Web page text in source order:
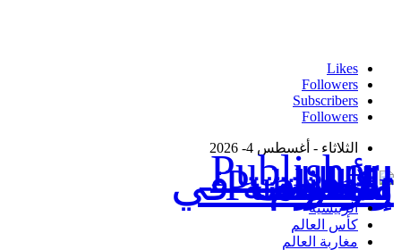
Likes
Followers
Subscribers
Followers
الثلاثاء - أغسطس 4- 2026
Publisher - تغطية إخبارية لكافة الأحداث الرياضية في المغرب والعالم.
الرئيسية
كأس العالم
مغاربة العالم